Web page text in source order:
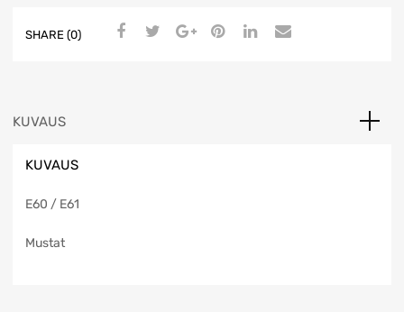
SHARE (0)
KUVAUS
KUVAUS
E60 / E61
Mustat